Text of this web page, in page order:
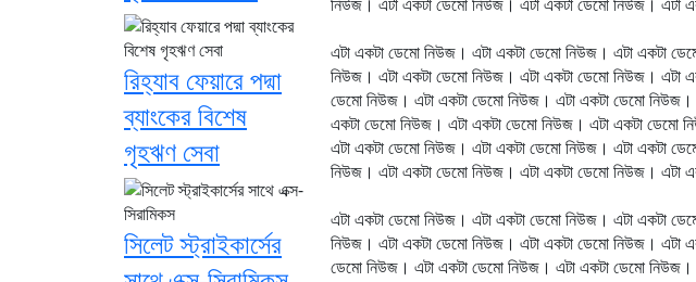
এটা একটা ডেমো নিউজ। এটা একটা ডেমো নিউজ। এটা একটা
নিউজ। এটা একটা ডেমো নিউজ। এটা একটা ডেমো নিউজ। এটা
ডেমো নিউজ। এটা একটা ডেমো নিউজ। এটা একটা ডেমো
একটা ডেমো নিউজ। এটা একটা ডেমো নিউজ। এটা একটা ডেমো
এটা একটা ডেমো নিউজ। এটা একটা ডেমো নিউজ। এটা একটা
নিউজ। এটা একটা ডেমো নিউজ। এটা একটা ডেমো নিউজ। এটা
এটা একটা ডেমো নিউজ। এটা একটা ডেমো নিউজ। এটা একটা
নিউজ। এটা একটা ডেমো নিউজ। এটা একটা ডেমো নিউজ। এটা
ডেমো নিউজ। এটা একটা ডেমো নিউজ। এটা একটা ডেমো
রিহ্যাব ফেয়ারে পদ্মা
ব্যাংকের বিশেষ
গৃহঋণ সেবা
সিলেট স্ট্রাইকার্সের